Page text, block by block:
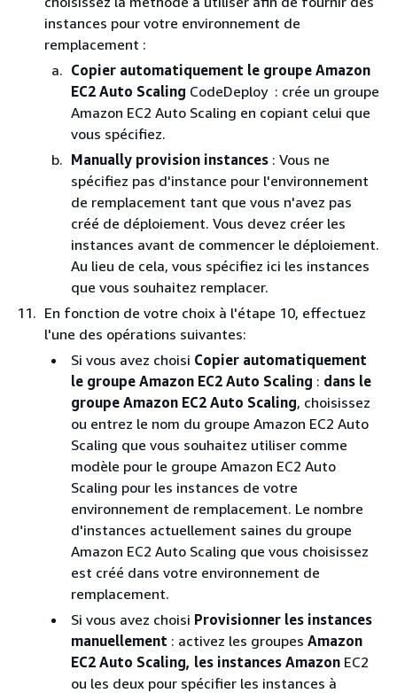
instances pour votre environnement de
remplacement :
Copier automatiquement le groupe Amazon
EC2 Auto Scaling CodeDeploy : crée un groupe
Amazon EC2 Auto Scaling en copiant celui que
vous spécifiez.
Manually provision instances : Vous ne
spécifiez pas d'instance pour l'environnement
de remplacement tant que vous n'avez pas
créé de déploiement. Vous devez créer les
instances avant de commencer le déploiement.
Au lieu de cela, vous spécifiez ici les instances
que vous souhaitez remplacer.
En fonction de votre choix à l'étape 10, effectuez
l'une des opérations suivantes:
Si vous avez choisi Copier automatiquement
le groupe Amazon EC2 Auto Scaling : dans le
groupe Amazon EC2 Auto Scaling, choisissez
ou entrez le nom du groupe Amazon EC2 Auto
Scaling que vous souhaitez utiliser comme
modèle pour le groupe Amazon EC2 Auto
Scaling pour les instances de votre
environnement de remplacement. Le nombre
d'instances actuellement saines du groupe
Amazon EC2 Auto Scaling que vous choisissez
est créé dans votre environnement de
remplacement.
Si vous avez choisi Provisionner les instances
manuellement : activez les groupes Amazon
EC2 Auto Scaling, les instances Amazon EC2
ou les deux pour spécifier les instances à